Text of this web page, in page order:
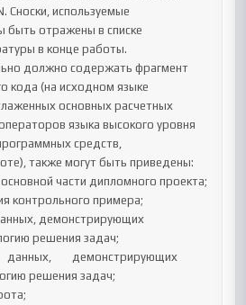
используемые
отражены в списке
в конце работы.
должно содержать фрагмент
кода (на исходном языке
основных расчетных
языка высокого уровня
средств,
также могут быть приведены:
части дипломного проекта;
контрольного примера;
демонстрирующих
решения задач;
решения задач;